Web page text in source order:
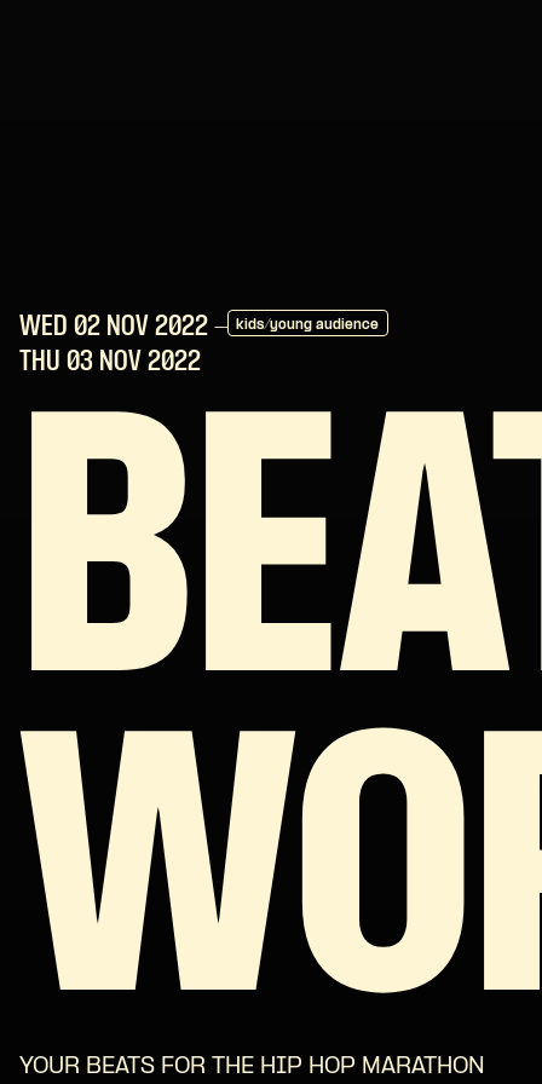
WED 02 NOV 2022 -
THU 03 NOV 2022
kids/young audience
YOUR BEATS FOR THE HIP HOP MARATHON